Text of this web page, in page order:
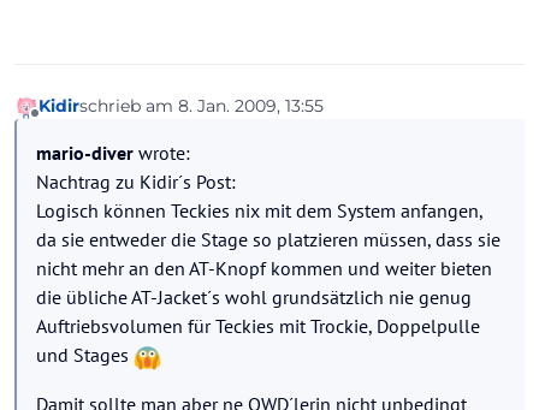
Offline
Kidirschrieb am 8. Jan. 2009, 13:55
zuletzt editiert von
mario-diver wrote:
Nachtrag zu Kidir´s Post:
Logisch können Teckies nix mit dem System anfangen,
da sie entweder die Stage so platzieren müssen, dass sie
nicht mehr an den AT-Knopf kommen und weiter bieten
die übliche AT-Jacket´s wohl grundsätzlich nie genug
Auftriebsvolumen für Teckies mit Trockie, Doppelpulle
und Stages
Damit sollte man aber ne OWD´lerin nicht unbedingt